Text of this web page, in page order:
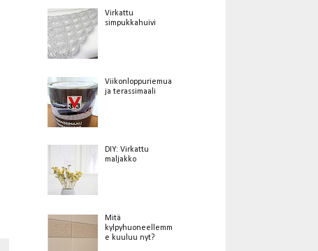
Virkattu
simpukkahuivi
Viikonloppuriemua
ja terassimaali
DIY: Virkattu
maljakko
Mitä
kylpyhuoneellemm
e kuuluu nyt?